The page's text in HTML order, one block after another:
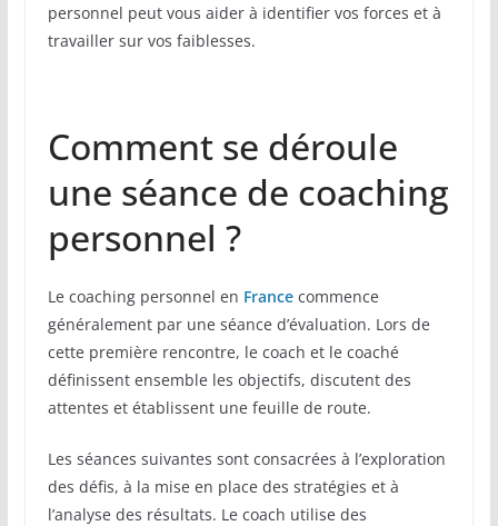
personnel peut vous aider à identifier vos forces et à
travailler sur vos faiblesses.
Comment se déroule
une séance de coaching
personnel ?
Le coaching personnel en Francecommence
généralement par une séance d’évaluation. Lors de
cette première rencontre, le coach et le coaché
définissent ensemble les objectifs, discutent des
attentes et établissent une feuille de route.
Les séances suivantes sont consacrées à l’exploration
des défis, à la mise en place des stratégies et à
l’analyse des résultats. Le coach utilise des